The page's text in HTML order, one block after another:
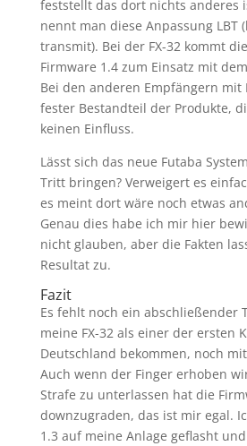
feststellt das dort nichts anderes
nennt man diese Anpassung LBT
transmit). Bei der FX-32 kommt
Firmware 1.4 zum Einsatz mit dem
Bei den anderen Empfängern mit
fester Bestandteil der Produkte,
keinen Einfluss.
Lässt sich das neue Futaba
Tritt bringen? Verweigert es
es meint dort wäre noch etwas
Genau dies habe ich mir hier
nicht glauben, aber die Fakten
Resultat zu.
Fazit
Es fehlt noch ein abschließender
meine FX-32 als einer der ersten
Deutschland bekommen, noch
Auch wenn der Finger erhoben
Strafe zu unterlassen hat die
downzugraden, das ist mir egal.
1.3 auf meine Anlage geflasht